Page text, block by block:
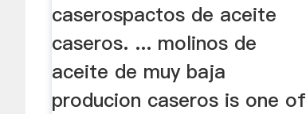
caserospactos de aceite
caseros. ... molinos de
aceite de muy baja
producion caseros is one of